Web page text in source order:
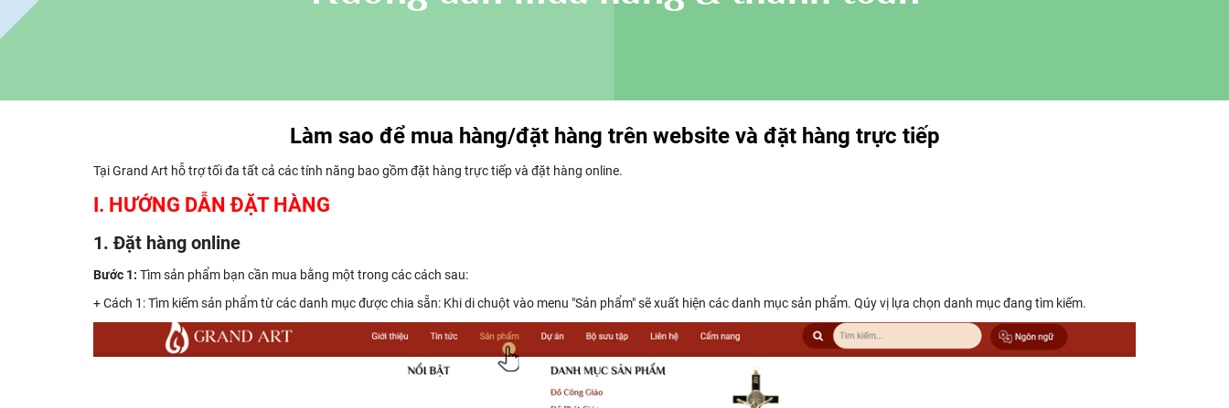
Làm sao để mua hàng/đặt hàng trên website và đặt hàng trực tiếp
Tại Grand Art hỗ trợ tối đa tất cả các tính năng bao gồm đặt hàng trực tiếp và đặt hàng online.
I. HƯỚNG DẪN ĐẶT HÀNG
1. Đặt hàng online
Bước 1: Tìm sản phẩm bạn cần mua bằng một trong các cách sau:
+ Cách 1: Tìm kiếm sản phẩm từ các danh mục được chia sẵn: Khi di chuột vào menu "Sản phẩm" sẽ xuất hiện các danh mục sản phẩm. Qúy vị lựa chọn danh mục đang tìm kiếm.